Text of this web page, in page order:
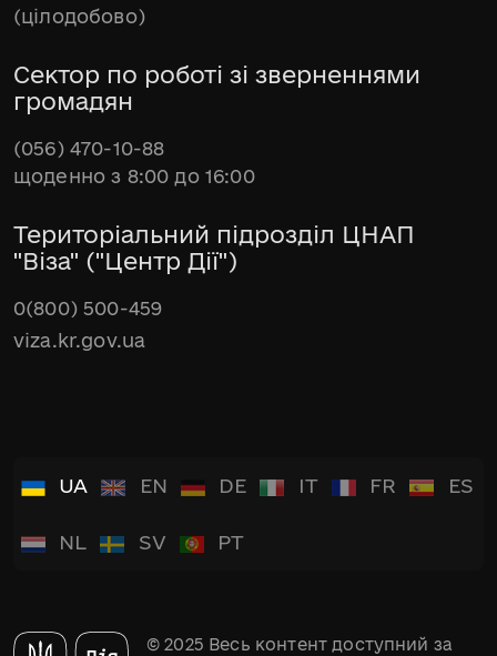
(цілодобово)
Сектор по роботі зі зверненнями
громадян
(056) 470-10-88
щоденно з 8:00 до 16:00
Територіальний підрозділ ЦНАП
"Віза" ("Центр Дії")
0(800) 500-459
viza.kr.gov.ua
UA EN DE IT FR ES
NL SV PT
© 2025 Весь контент доступний за